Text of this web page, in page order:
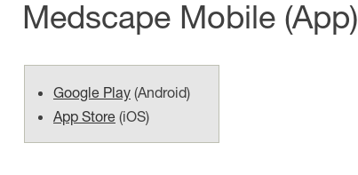
Medscape Mobile (App)
Google Play (Android)
App Store (iOS)